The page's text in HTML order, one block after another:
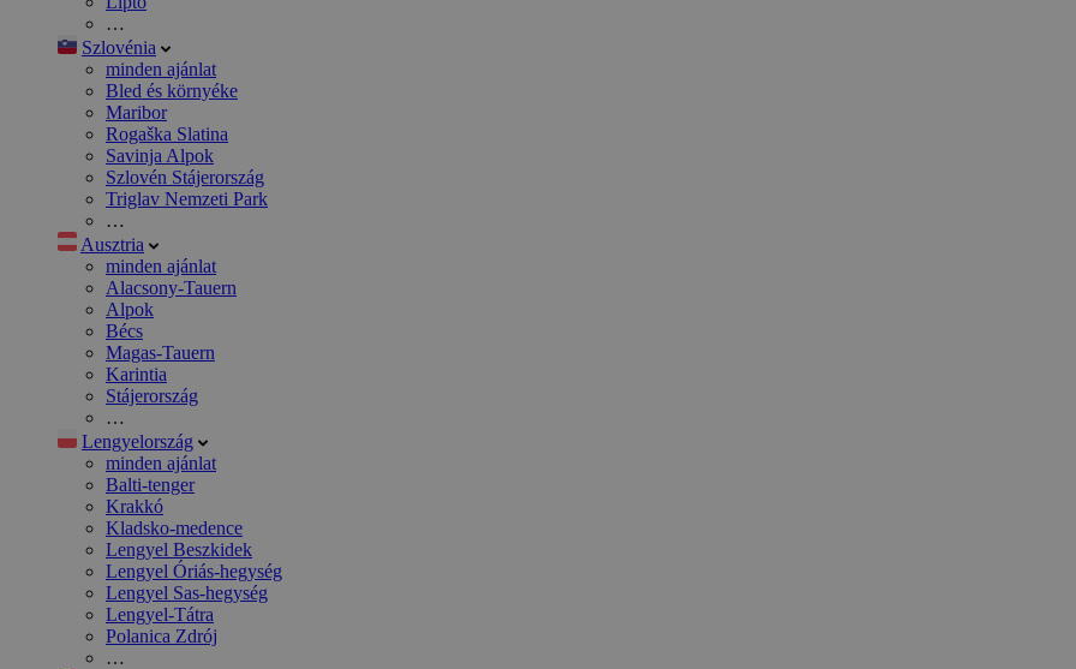
…
Szlovénia
minden ajánlat
Bled és környéke
Maribor
Rogaška Slatina
Savinja Alpok
Szlovén Stájerország
Triglav Nemzeti Park
…
Ausztria
minden ajánlat
Alacsony-Tauern
Alpok
Bécs
Magas-Tauern
Karintia
Stájerország
…
Lengyelország
minden ajánlat
Balti-tenger
Krakkó
Kladsko-medence
Lengyel Beszkidek
Lengyel Óriás-hegység
Lengyel Sas-hegység
Lengyel-Tátra
Polanica Zdrój
…